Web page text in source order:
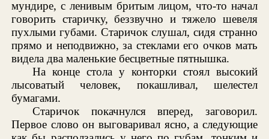
мундире, с ленивым бритым лицом, что-то начал
говорить старичку, беззвучно и тяжело шевеля
пухлыми губами. Старичок слушал, сидя странно
прямо и неподвижно, за стеклами его очков мать
видела два маленькие бесцветные пятнышка.
На конце стола у конторки стоял высокий
лысоватый человек, покашливал, шелестел
бумагами.
Старичок покачнулся вперед, заговорил.
Первое слово он выговаривал ясно, а следующие